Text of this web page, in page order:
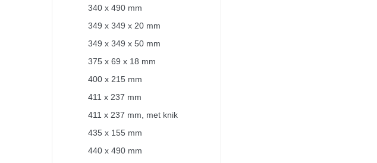
340 x 490 mm
349 x 349 x 20 mm
349 x 349 x 50 mm
375 x 69 x 18 mm
400 x 215 mm
411 x 237 mm
411 x 237 mm, met knik
435 x 155 mm
440 x 490 mm